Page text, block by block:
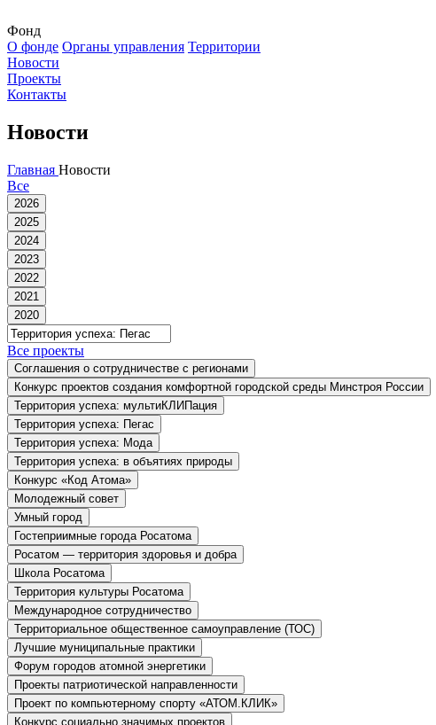
Фонд
О фонде Органы управления Территории
Новости
Проекты
Контакты
Новости
Главная Новости
Все
Все проекты